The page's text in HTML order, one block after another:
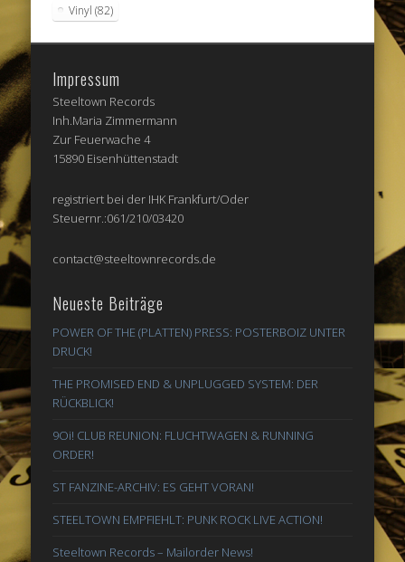
Vinyl (82)
Impressum
Steeltown Records
Inh.Maria Zimmermann
Zur Feuerwache 4
15890 Eisenhüttenstadt
registriert bei der IHK Frankfurt/Oder
Steuernr.:061/210/03420
contact@steeltownrecords.de
Neueste Beiträge
POWER OF THE (PLATTEN) PRESS: POSTERBOIZ UNTER
DRUCK!
THE PROMISED END & UNPLUGGED SYSTEM: DER
RÜCKBLICK!
9Oi! CLUB REUNION: FLUCHTWAGEN & RUNNING
ORDER!
ST FANZINE-ARCHIV: ES GEHT VORAN!
STEELTOWN EMPFIEHLT: PUNK ROCK LIVE ACTION!
Steeltown Records – Mailorder News!